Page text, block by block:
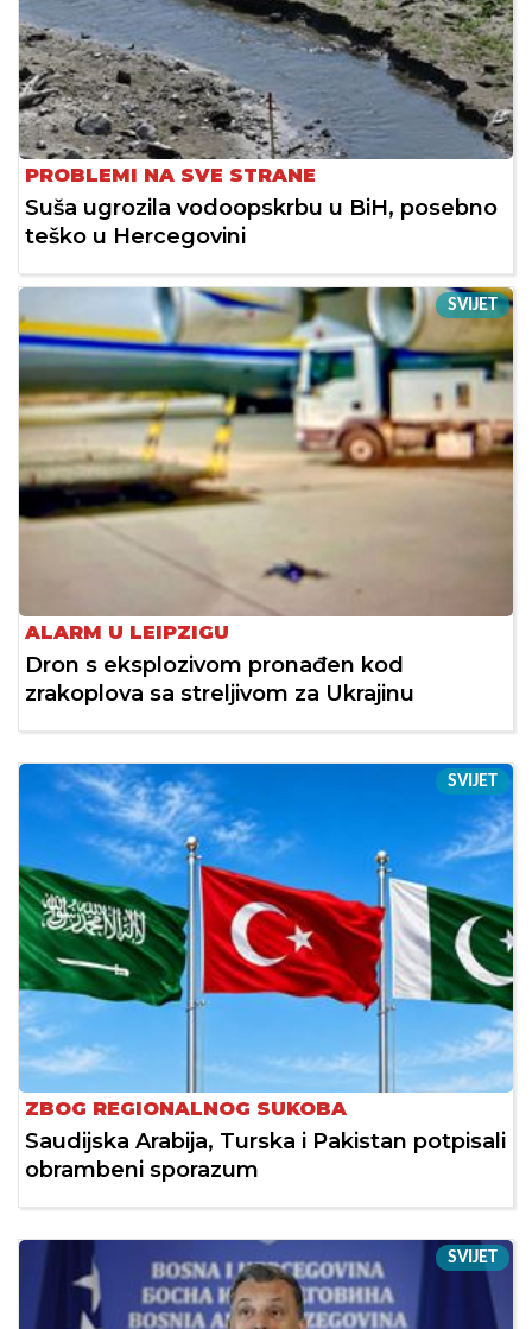
PROBLEMI NA SVE STRANE
Suša ugrozila vodoopskrbu u BiH, posebno
teško u Hercegovini
SVIJET
ALARM U LEIPZIGU
Dron s eksplozivom pronađen kod
zrakoplova sa streljivom za Ukrajinu
SVIJET
ZBOG REGIONALNOG SUKOBA
Saudijska Arabija, Turska i Pakistan potpisali
obrambeni sporazum
SVIJET